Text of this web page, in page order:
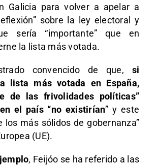
Galicia para volver a apelar a
sobre la ley electoral y
sería “importante” que en
la lista más votada.
convencido de que, si
lista más votada en España,
de las frivolidades políticas”
el país “no existirían” y este
los más sólidos de gobernanza”
(UE).
, Feijóo se ha referido a las